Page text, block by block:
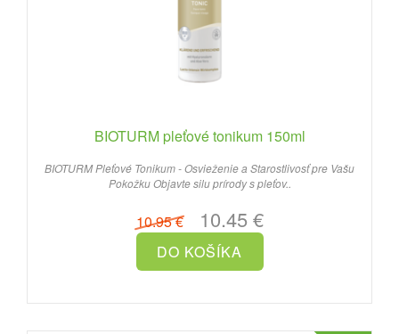
BIOTURM pleťové tonikum 150ml
BIOTURM Pleťové Tonikum - Osvieženie a Starostlivosť pre Vašu
Pokožku Objavte silu prírody s pleťov..
10.95 €10.45 €